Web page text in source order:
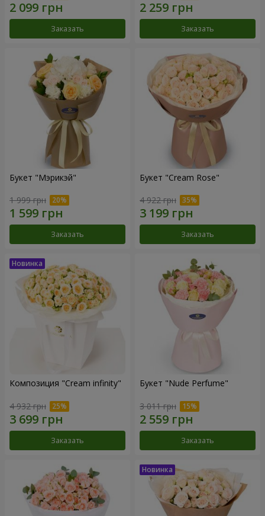
Заказать Заказать
Букет "Мэрикэй"
1 999 грн
Заказать
Букет "Cream Rose"
4 922 грн
Заказать
Композиция "Cream infinity"
4 932 грн
Заказать
Букет "Nude Perfume"
3 011 грн
Заказать